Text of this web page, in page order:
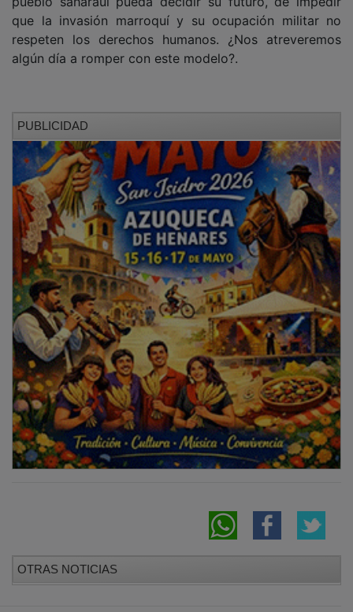
que la invasión marroquí y su ocupación militar no
respeten los derechos humanos. ¿Nos atreveremos
algún día a romper con este modelo?.